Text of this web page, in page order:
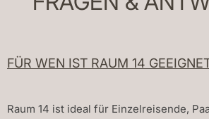
FÜR WEN IST RAUM 14
Raum 14 ist ideal für Einzelreisende,